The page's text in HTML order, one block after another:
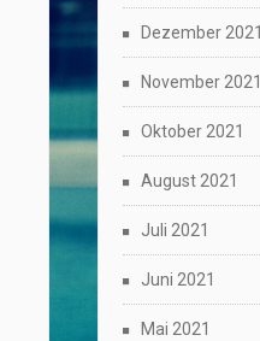
Dezember 2021
November 2021
Oktober 2021
August 2021
Juli 2021
Juni 2021
Mai 2021